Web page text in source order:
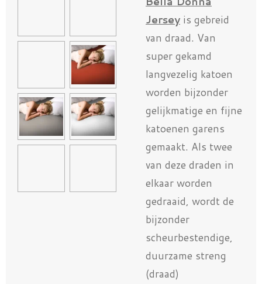
Jersey is gebreid
van draad. Van
super gekamd
langvezelig katoen
worden bijzonder
gelijkmatige en fijne
katoenen garens
gemaakt. Als twee
van deze draden in
elkaar worden
gedraaid, wordt de
bijzonder
scheurbestendige,
duurzame streng
(draad)